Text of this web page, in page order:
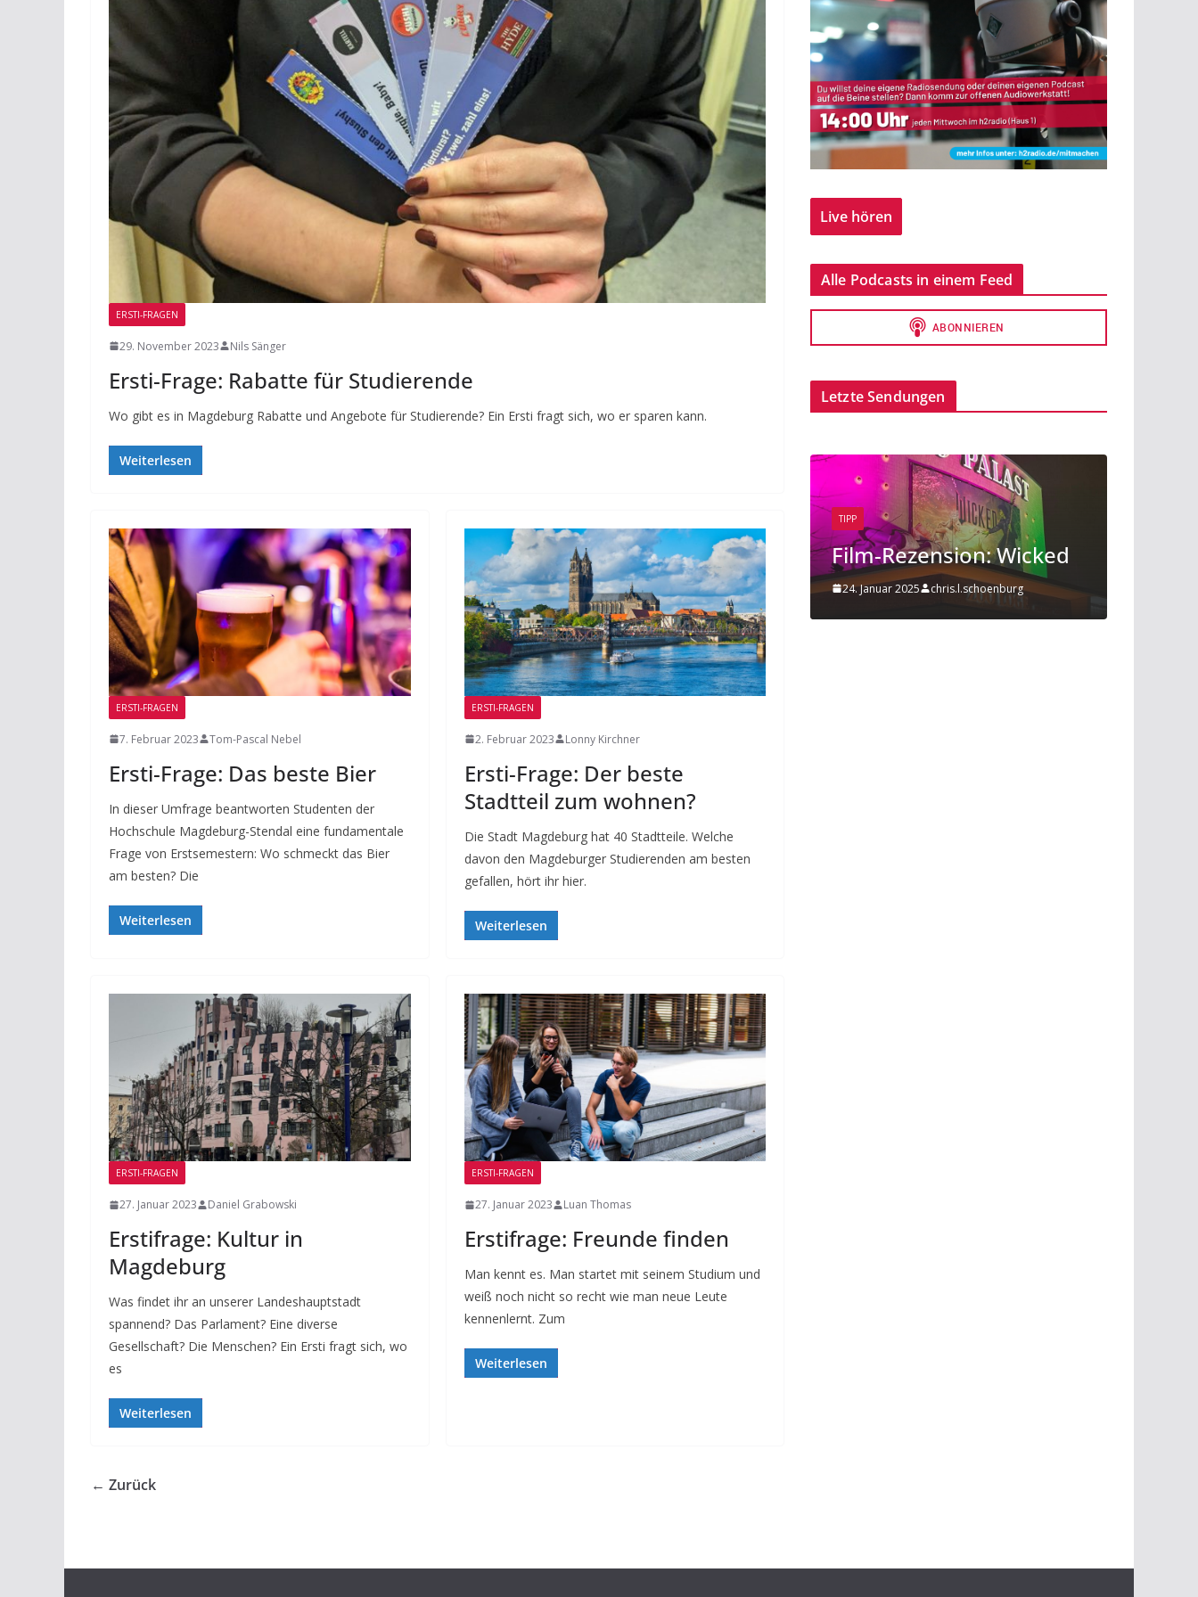
ERSTI-FRAGEN
29. November 2023 Nils Sänger
Ersti-Frage: Rabatte für Studierende
Wo gibt es in Magdeburg Rabatte und Angebote für Studierende? Ein Ersti fragt sich, wo er sparen kann.
Weiterlesen
ERSTI-FRAGEN
7. Februar 2023 Tom-Pascal Nebel
Ersti-Frage: Das beste Bier
In dieser Umfrage beantworten Studenten der
Hochschule Magdeburg-Stendal eine fundamentale
Frage von Erstsemestern: Wo schmeckt das Bier
am besten? Die
Weiterlesen
ERSTI-FRAGEN
2. Februar 2023 Lonny Kirchner
Ersti-Frage: Der beste
Stadtteil zum wohnen?
Die Stadt Magdeburg hat 40 Stadtteile. Welche
davon den Magdeburger Studierenden am besten
gefallen, hört ihr hier.
Weiterlesen
ERSTI-FRAGEN
27. Januar 2023 Daniel Grabowski
Erstifrage: Kultur in
Magdeburg
Was findet ihr an unserer Landeshauptstadt
spannend? Das Parlament? Eine diverse
Gesellschaft? Die Menschen? Ein Ersti fragt sich, wo
es
Weiterlesen
ERSTI-FRAGEN
27. Januar 2023 Luan Thomas
Erstifrage: Freunde finden
Man kennt es. Man startet mit seinem Studium und
weiß noch nicht so recht wie man neue Leute
kennenlernt. Zum
Weiterlesen
← Zurück
Live hören
Alle Podcasts in einem Feed
Letzte Sendungen
BEITRAG TIPP
Tabuthema Sexualisierte
Diskriminierung
23. Mai 2018 Jytte Grieger
Film-Rezension: Wicked
24. Januar 2025 chris.l.schoenburg
BEITRAG TIPP
Sport am Rande: Radball
20. November 2019 Mathies Koelzer